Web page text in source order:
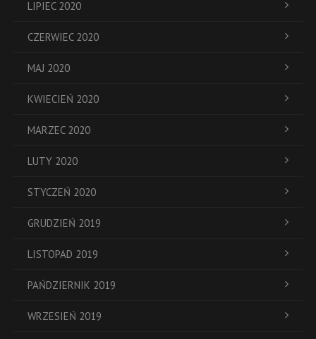
LIPIEC 2020
CZERWIEC 2020
MAJ 2020
KWIECIEŃ 2020
MARZEC 2020
LUTY 2020
STYCZEŃ 2020
GRUDZIEŃ 2019
LISTOPAD 2019
PAŃDZIERNIK 2019
WRZESIEŃ 2019